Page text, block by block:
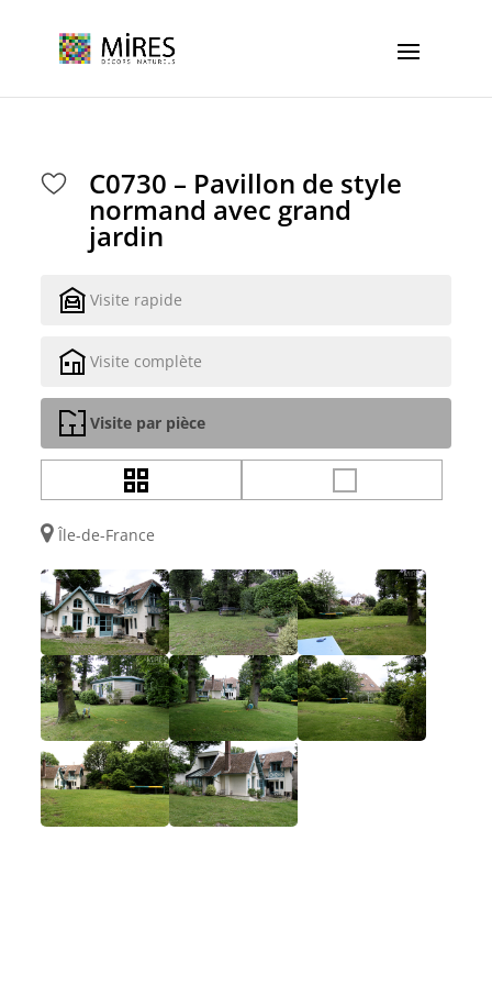
C0730 – Pavillon de style
normand avec grand
jardin
Visite rapide
Visite complète
Visite par pièce
Île-de-France